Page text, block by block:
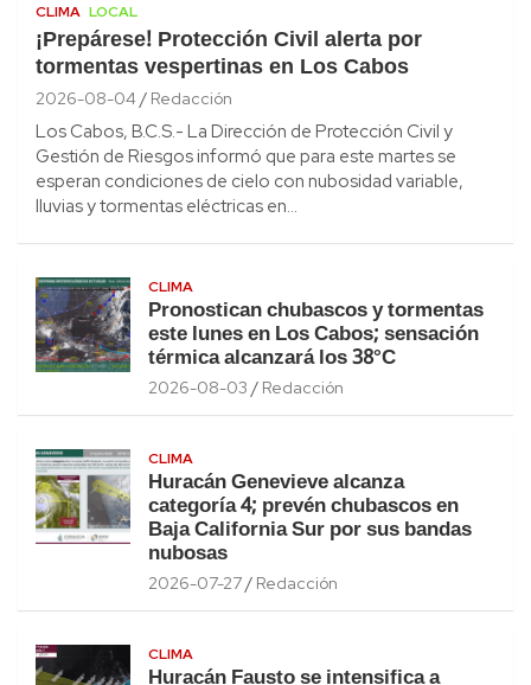
CLIMA LOCAL
¡Prepárese! Protección Civil alerta por
tormentas vespertinas en Los Cabos
2026-08-04 Redacción
Los Cabos, B.C.S.- La Dirección de Protección Civil y
Gestión de Riesgos informó que para este martes se
esperan condiciones de cielo con nubosidad variable,
lluvias y tormentas eléctricas en…
CLIMA
Pronostican chubascos y tormentas
este lunes en Los Cabos; sensación
térmica alcanzará los 38°C
2026-08-03 Redacción
CLIMA
Huracán Genevieve alcanza
categoría 4; prevén chubascos en
Baja California Sur por sus bandas
nubosas
2026-07-27 Redacción
CLIMA
Huracán Fausto se intensifica a